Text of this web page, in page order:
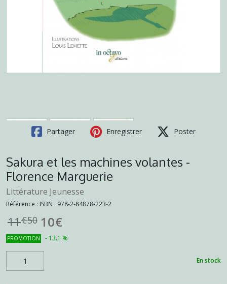
Partager Enregistrer Poster
Sakura et les machines volantes -
Florence Marguerie
Littérature Jeunesse
Référence : ISBN : 978-2-84878-223-2
11€50 10€
PROMOTION - 13.1 %
En stock